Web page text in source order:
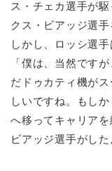
ス・チェカ選手が
クス・ビアッジ選手
しかし、ロッシ選
「僕は、当然です
だドゥカティ機が
しいですね。もし
へ移ってキャリアを
ビアッジ選手がし